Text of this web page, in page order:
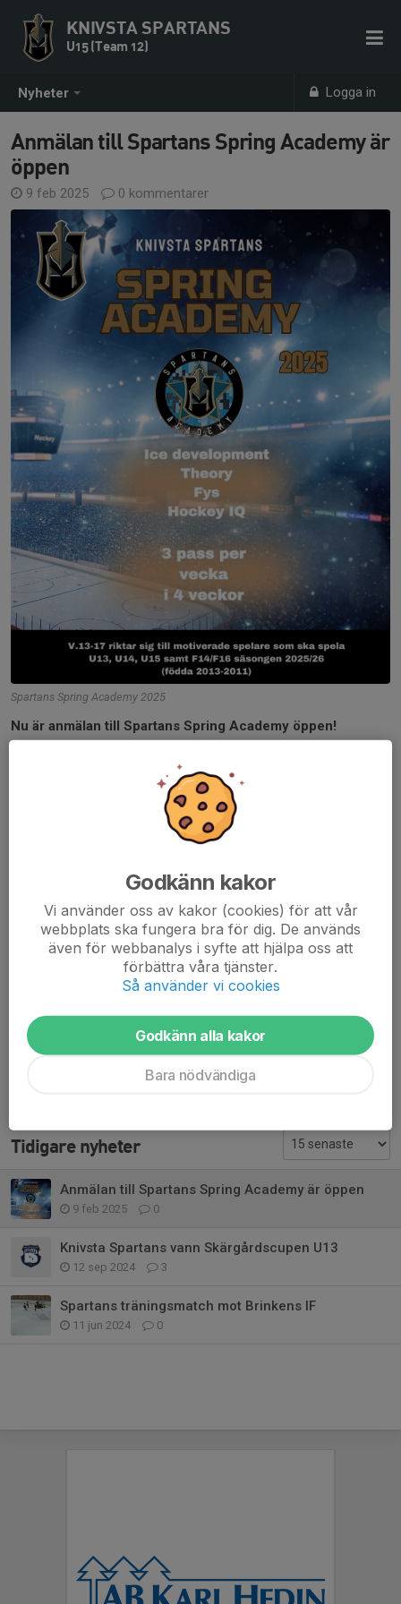
Nyheter Logga in
KNIVSTA SPARTANS
U15 (Team 12)
Anmälan till Spartans Spring Academy är
öppen
9 feb 2025 0 kommentarer
Spartans Spring Academy 2025
Nu är anmälan till Spartans Spring Academy öppen!
Spartans Spring Academy äger rum v13-17 2025 och riktar
sig till spelare som ska spela U13, U14, U15 samt F14/F16
säsongen 2025/26 (födda 2013-2011). Spring Academy erbjuder
tre ispass per vecka i fyra veckor + ett fyspass och ett
teoripass per vecka. Samtliga pass leds av Spartans sportchef
Bernhard Kaminski. Spartans Academy delas upp i två grupper
på basis av en kombination av ålder och nivå.
Grupptillhörighet bestäms vid behov i samråd med Spartans
sportchef. Samma anmälningsformulär gäller för båda
grupperna.
Mer information och anmälningsformulär finner du
Varmt välkomna!
Dela nyhet
Tidigare nyheter
Anmälan till Spartans Spring Academy är öppen
9 feb 2025 0
Knivsta Spartans vann Skärgårdscupen U13
12 sep 2024 3
Spartans träningsmatch mot Brinkens IF
11 jun 2024 0
Godkänn kakor
Vi använder oss av kakor (cookies) för att vår
webbplats ska fungera bra för dig. De används
även för webbanalys i syfte att hjälpa oss att
förbättra våra tjänster.
Så använder vi cookies
Godkänn alla kakor
Bara nödvändiga